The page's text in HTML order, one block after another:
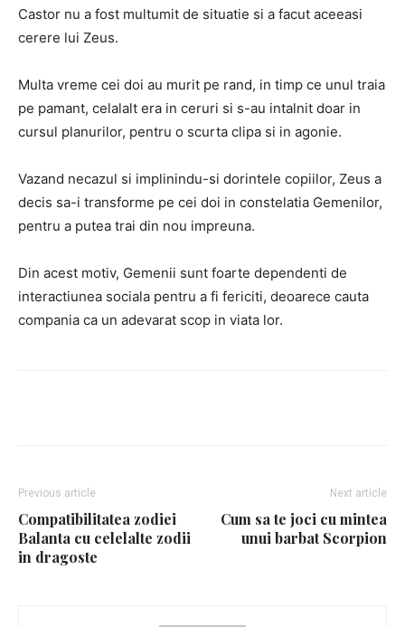
Castor nu a fost multumit de situatie si a facut aceeasi
cerere lui Zeus.
Multa vreme cei doi au murit pe rand, in timp ce unul traia
pe pamant, celalalt era in ceruri si s-au intalnit doar in
cursul planurilor, pentru o scurta clipa si in agonie.
Vazand necazul si implinindu-si dorintele copiilor, Zeus a
decis sa-i transforme pe cei doi in constelatia Gemenilor,
pentru a putea trai din nou impreuna.
Din acest motiv, Gemenii sunt foarte dependenti de
interactiunea sociala pentru a fi fericiti, deoarece cauta
compania ca un adevarat scop in viata lor.
Previous article
Compatibilitatea zodiei
Balanta cu celelalte zodii
in dragoste
Next article
Cum sa te joci cu mintea
unui barbat Scorpion